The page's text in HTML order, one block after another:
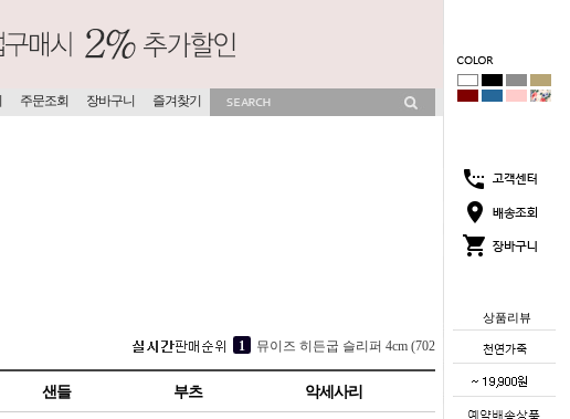
상품리뷰
주문조회 장바구니 즐겨찾기
3 소프라 속굽 슬리퍼 4cm (417V9)
[소가죽] 각선미 웨지 슬리퍼 7cm (404L6)
5 서머글램 조리 슬리퍼 5cm (507V3)
샌들 부츠 악세사리